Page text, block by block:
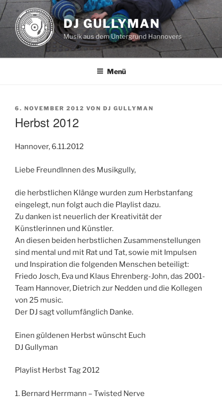
Zum
Inhalt
springen
DJ GULLYMAN
Musik aus dem Untergrund Hannovers
Menü
VERÖFFENTLICHT
6. NOVEMBER 2012 VON DJ GULLYMAN
Herbst 2012
Hannover, 6.11.2012
Liebe FreundInnen des Musikgully,
die herbstlichen Klänge wurden zum Herbstanfang
eingelegt, nun folgt auch die Playlist dazu.
Zu danken ist neuerlich der Kreativität der
Künstlerinnen und Künstler.
An diesen beiden herbstlichen Zusammenstellungen
sind mental und mit Rat und Tat, sowie mit Impulsen
und Inspiration die folgenden Menschen beteiligt:
Friedo Josch, Eva und Klaus Ehrenberg-John, das 2001-
Team Hannover, Dietrich zur Nedden und die Kollegen
von 25 music.
Der DJ sagt vollumfänglich Danke.
Einen güldenen Herbst wünscht Euch
DJ Gullyman
Playlist Herbst Tag 2012
1. Bernard Herrmann – Twisted Nerve